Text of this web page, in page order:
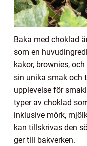
Baka med choklad
som en
kakor, brownies,
sin unika smak och
upplevelse för
typer av choklad
inklusive mörk,
kan tillskrivas den
ger till bakverken.